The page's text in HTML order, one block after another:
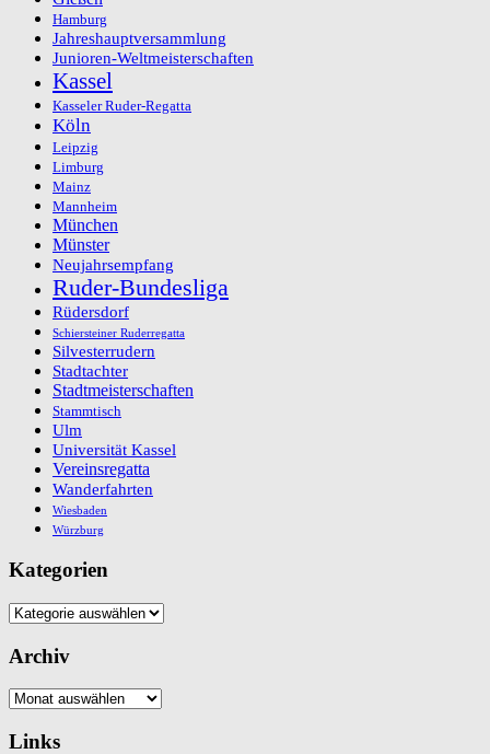
Hamburg
Jahreshauptversammlung
Junioren-Weltmeisterschaften
Kassel
Kasseler Ruder-Regatta
Köln
Leipzig
Limburg
Mainz
Mannheim
München
Münster
Neujahrsempfang
Ruder-Bundesliga
Rüdersdorf
Schiersteiner Ruderregatta
Silvesterrudern
Stadtachter
Stadtmeisterschaften
Stammtisch
Ulm
Universität Kassel
Vereinsregatta
Wanderfahrten
Wiesbaden
Würzburg
Kategorien
Kategorien
Archiv
Archiv
Links